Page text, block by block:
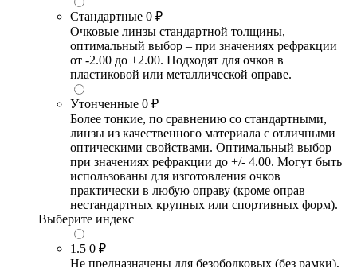
Стандартные 0 ₽
Очковые линзы стандартной толщины,
оптимальный выбор – при значениях рефракции
от -2.00 до +2.00. Подходят для очков в
пластиковой или металлической оправе.
Утонченные 0 ₽
Более тонкие, по сравнению со стандартными,
линзы из качественного материала с отличными
оптическими свойствами. Оптимальный выбор
при значениях рефракции до +/- 4.00. Могут быть
использованы для изготовления очков
практически в любую оправу (кроме оправ
нестандартных крупных или спортивных форм).
Выберите индекс
1.5 0 ₽
Не предназначены для безободковых (без рамки),